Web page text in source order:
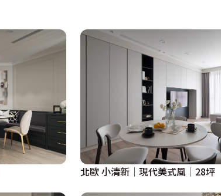
北歐 小清新│現代美式風│28坪